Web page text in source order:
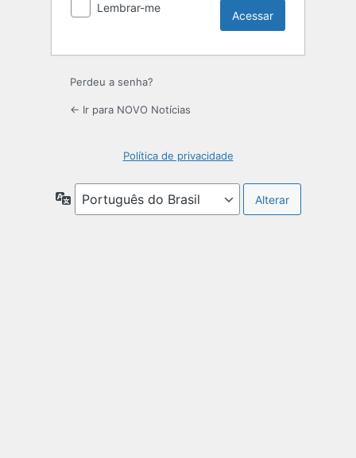
Lembrar-me
Perdeu a senha?
← Ir para NOVO Notícias
Política de privacidade
Idioma